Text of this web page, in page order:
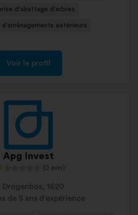
d'abattage d'arbres
d'aménagements extérieurs
Voir le profil
Apg Invest
(0 avis)
Drogenbos, 1620
de 5 ans d'expérience